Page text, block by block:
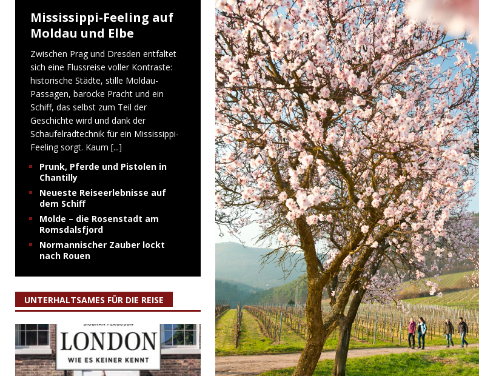
Mississippi-Feeling auf
Moldau und Elbe
Zwischen Prag und Dresden entfaltet
sich eine Flussreise voller Kontraste:
historische Städte, stille Moldau-
Passagen, barocke Pracht und ein
Schiff, das selbst zum Teil der
Geschichte wird und dank der
Schaufelradtechnik für ein Mississippi-
Feeling sorgt. Kaum [...]
Prunk, Pferde und Pistolen in
Chantilly
Neueste Reiseerlebnisse auf
dem Schiff
Molde – die Rosenstadt am
Romsdalsfjord
Normannischer Zauber lockt
nach Rouen
UNTERHALTSAMES FÜR DIE REISE